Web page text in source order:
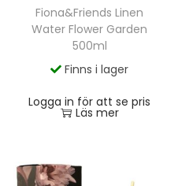
Fiona&Friends Linen
Water Flower Garden
500ml
Finns i lager
Logga in för att se pris
Läs mer